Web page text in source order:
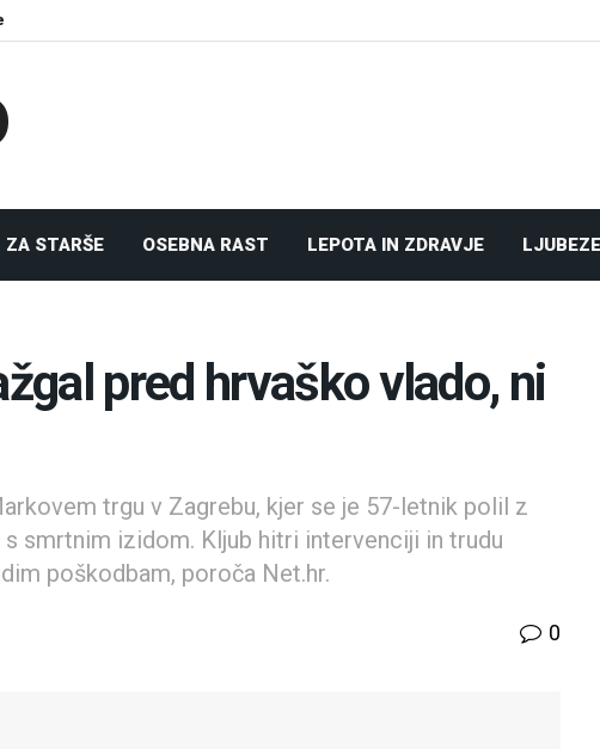
ZA STARŠE OSEBNA RAST LEPOTA IN ZDRAVJE
pred hrvaško vlado, ni
trgu v Zagrebu, kjer se je 57-letnik polil z
smrtnim izidom. Kljub hitri intervenciji in trudu
poškodbam, poroča Net.hr.
0